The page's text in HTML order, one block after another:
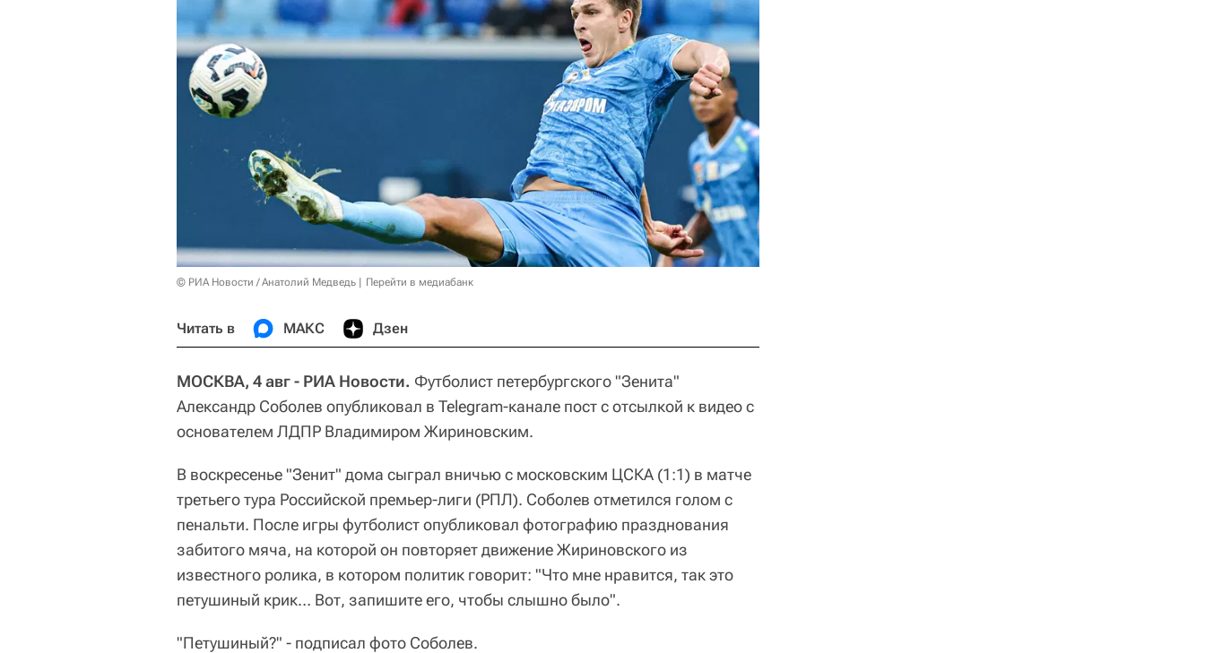
© РИА Новости / Анатолий Медведь Перейти в медиабанк
Читать в МАКС Дзен
МОСКВА, 4 авг - РИА Новости. Футболист петербургского "Зенита"
Александр Соболев опубликовал в Telegram-канале пост с отсылкой к видео с
основателем ЛДПР Владимиром Жириновским.
В воскресенье "Зенит" дома сыграл вничью с московским ЦСКА (1:1) в матче
третьего тура Российской премьер-лиги (РПЛ). Соболев отметился голом с
пенальти. После игры футболист опубликовал фотографию празднования
забитого мяча, на которой он повторяет движение Жириновского из
известного ролика, в котором политик говорит: "Что мне нравится, так это
петушиный крик… Вот, запишите его, чтобы слышно было".
"Петушиный?" - подписал фото Соболев.